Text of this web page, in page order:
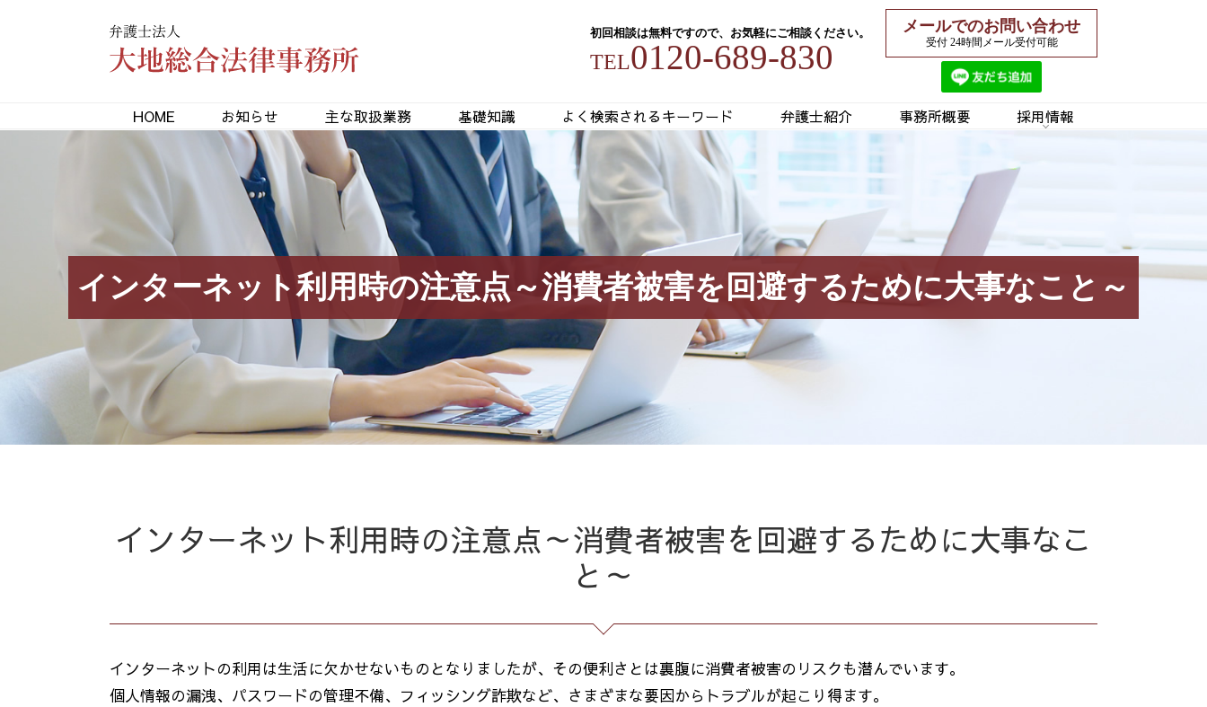
インターネット利用時の注意点～消費者被害を回避するために大事なこと～
初回相談は無料ですので、お気軽にご相談ください。
TEL0120-689-830
メールでのお問い合わせ
受付 24時間メール受付可能
HOME お知らせ 主な取扱業務 基礎知識 よく検索されるキーワード 弁護士紹介 事務所概要 採用情報
インターネット利用時の注意点～消費者被害を回避するために大事なこ
と～
インターネットの利用は生活に欠かせないものとなりましたが、その便利さとは裏腹に消費者被害のリスクも潜んでいます。
個人情報の漏洩、パスワードの管理不備、フィッシング詐欺など、さまざまな要因からトラブルが起こり得ます。